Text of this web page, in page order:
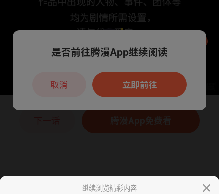
腾漫App免费看
继续浏览精彩内容
本章节仅支持App阅读，可打开App新用
户7天免费看
是否前往腾漫App继续阅读
立即前往
取消